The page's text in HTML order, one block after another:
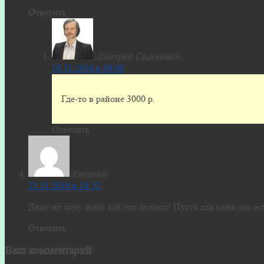
Ответить
Дмитрий Сидоревич
18.11.2016 в 09:48
Где-то в районе 3000 р.
Ответить
Евгений
21.11.2016 в 18:32
Даже не хочу знать как это делают! Пусть для меня это
Ответить
Ваш комментарий